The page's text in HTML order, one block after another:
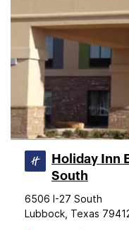
Holiday Inn
South
6506 I-27 South
Lubbock, Texas